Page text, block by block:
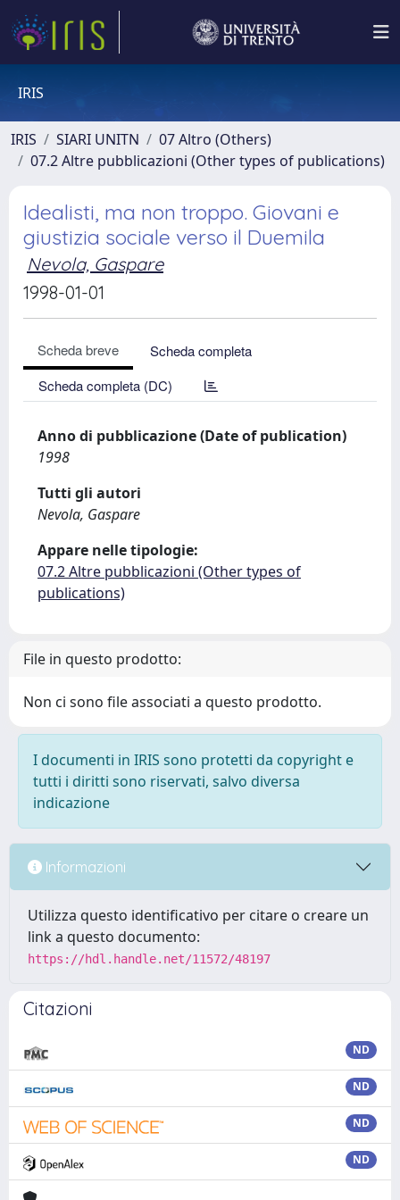
IRIS
IRIS SIARI UNITN
07 Altro (Others)
07.2 Altre pubblicazioni (Other types of publications)
Idealisti, ma non troppo. Giovani e
giustizia sociale verso il Duemila
Nevola, Gaspare
1998-01-01
Scheda breve
Scheda completa
Scheda completa (DC)
Anno di pubblicazione (Date of publication)
1998
Tutti gli autori
Nevola, Gaspare
Appare nelle tipologie:
07.2 Altre pubblicazioni (Other types of
publications)
File in questo prodotto:
Non ci sono file associati a questo prodotto.
I documenti in IRIS sono protetti da copyright e
tutti i diritti sono riservati, salvo diversa
indicazione
Informazioni
Utilizza questo identificativo per citare o creare un
link a questo documento:
https://hdl.handle.net/11572/48197
Citazioni
ND
ND
ND
ND